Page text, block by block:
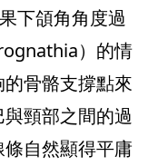
下頜角角度過
）的情
骨骼支撐點來
與頸部之間的過
自然顯得平庸